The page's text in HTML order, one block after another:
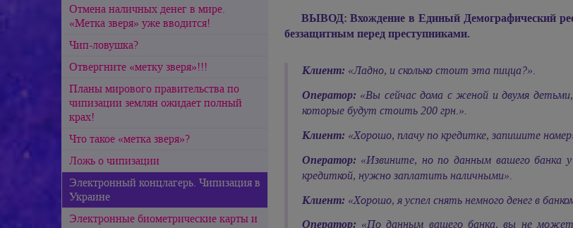
Отмена наличных денег в мире.
«Метка зверя» уже вводится!
Чип-ловушка?
Отвергните «метку зверя»!!!
Планы мирового правительства по
чипизации землян ожидает полный
крах!
Что такое «метка зверя»?
Ложь о чипизации
Электронный концлагерь. Чипизация в
Украине
Электронные биометрические карты и
ВЫВОД: Вхождение в Единый Демографический
беззащитным перед преступниками.
Клиент: «Ладно, и сколько стоит эта пицца?».
Оператор: «Вы сейчас дома с женой и двумя
которые будут стоить 200 грн.».
Клиент: «Хорошо, плачу по кредитке, запишите
Оператор: «Извините, но по данным вашего банка
кредиткой, нужно заплатить наличными».
Клиент: «Хорошо, я успел снять немного денег в
Оператор: «По данным вашего банка, вы не